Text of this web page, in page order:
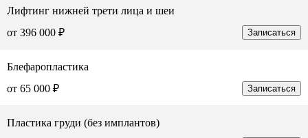
Лифтинг нижней трети лица и шеи
от 396 000 ₽
Записаться
Блефаропластика
от 65 000 ₽
Записаться
Пластика груди (без имплантов)